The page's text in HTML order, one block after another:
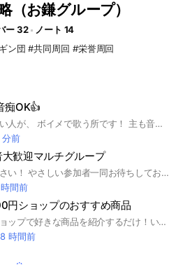
（お鎌グループ）
ー 32
ノート 14
ン団 #共同周回 #栄誉周回
痴OK👍
ここは歌を歌いたい人が、 ボイメで歌う所です！ 主も音痴なんで、音痴大歓迎です。自信を持って歌おー！！ ⚠️荒らしはやめてください⚠️ みんなと楽しく歌いたいので、 やめて〜！！ 是非入ってくれたらうれしいです！
分前
歓迎マルチグループ
お気軽にお越し下さい！ やさしい参加者一同お待ちしております。 コラボを全力でやります。 モンストマルチ用グループとなります。 初心者さんのサポートを行っております。 その他、メダル、神殿専用系列グループがあります。 #チョイス #チョイスガチャ #マルチガチャ #モンスターストライク #モンスト #もんすと #コラボ #こらぼ #運極 #モンストの日 #超究極 #もんすと #DNA #大規模 #最大 #初心者 #初心者歓迎 #コイン #オラコイン #鬼滅 #守護 #守護獣 #絆のカケラ #超究極 #マルチ募集 #XFLAG #PARK #XFLAG PARK 2022 #エックスフラッグ #えっくすふらっぐ #フラパ #ふらぱ #秘海 #秘海の冒険船
間前
円ショップのおすすめ商品
会話なしで百円ショップで好きな商品を紹介するだけ！いい商品に出会えますように！ #DAISO #ダイソー #seria #セリア #cando #キャンドゥ #雑貨 #ワンコイン #100均 #100円 #百均
時間前